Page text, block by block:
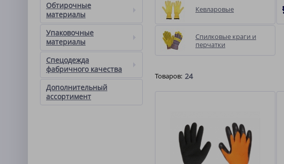
Обтирочные
материалы
Упаковочные
материалы
Спецодежда
фабричного качества
Дополнительный
ассортимент
Кевларовые
Спилковые краги и
перчатки
Товаров: 24